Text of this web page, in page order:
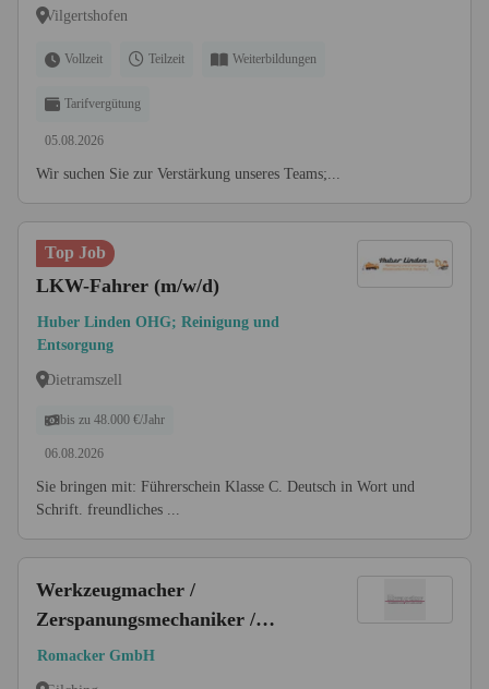
Vilgertshofen
Vollzeit Teilzeit Weiterbildungen
Tarifvergütung
05.08.2026
Wir suchen Sie zur Verstärkung unseres Teams;...
Top Job
LKW-Fahrer (m/w/d)
Huber Linden OHG; Reinigung und
Entsorgung
Dietramszell
bis zu 48.000 €/Jahr
06.08.2026
Sie bringen mit: Führerschein Klasse C. Deutsch in Wort und
Schrift. freundliches ...
Werkzeugmacher /
Zerspanungsmechaniker /
Drahterodierer (m/w/d)
Romacker GmbH